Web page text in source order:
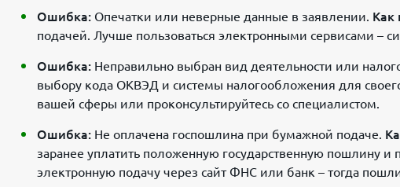
Ошибка: Опечатки или неверные данные в заявлении. Как
подачей. Лучше пользоваться электронными сервисами –
Ошибка: Неправильно выбран вид деятельности или
выбору кода ОКВЭД и системы налогообложения для
вашей сферы или проконсультируйтесь со специалистом.
Ошибка: Не оплачена госпошлина при бумажной подаче.
заранее уплатить положенную государственную пошлину
электронную подачу через сайт ФНС или банк – тогда